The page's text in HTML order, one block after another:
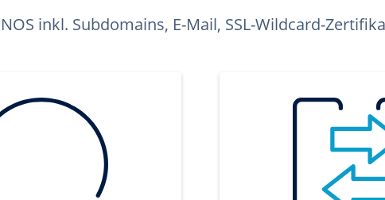
inkl. Subdomains, E-Mail, SSL-Wildcard-